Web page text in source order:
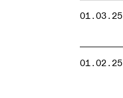
01.03.25
01.02.25